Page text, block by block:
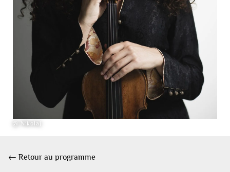
@ Nikolaj
← Retour au programme